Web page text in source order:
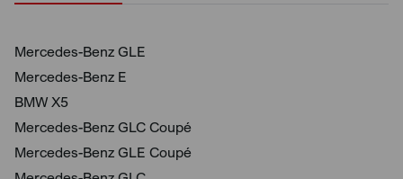
Mercedes-Benz GLE
Mercedes-Benz E
BMW X5
Mercedes-Benz GLC Coupé
Mercedes-Benz GLE Coupé